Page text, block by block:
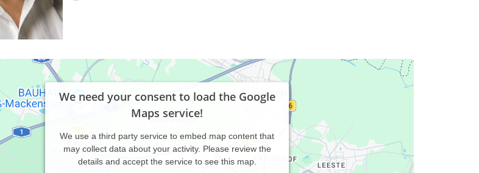
We need your consent to load the Google
Maps service!
We use a third party service to embed map content that
may collect data about your activity. Please review the
details and accept the service to see this map.